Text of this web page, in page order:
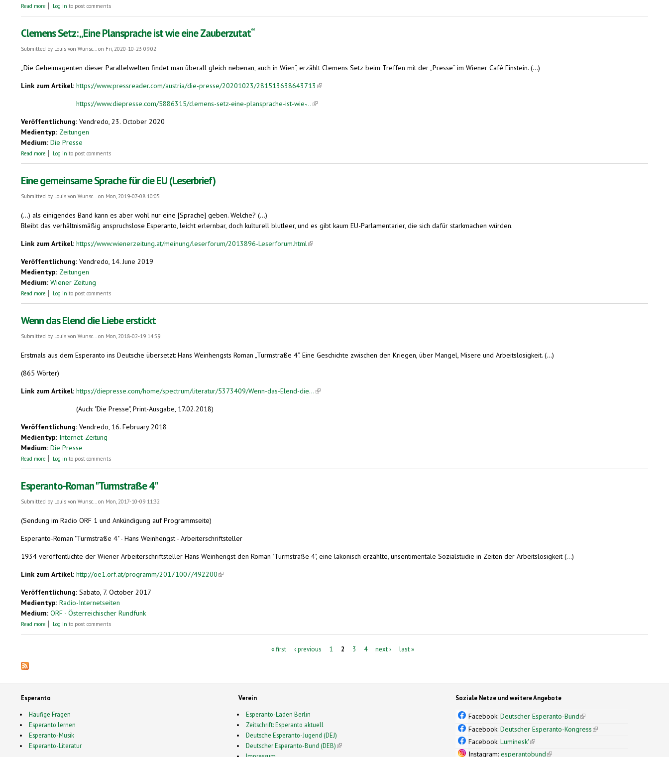
Read more about Clemens J. Setz’ über Plansprachen: "Dieser Vorwurf ist niederträchtig"
Log in to post comments
Clemens Setz: „Eine Plansprache ist wie eine Zauberzutat“
Submitted by Louis von Wunsc...on Fri, 2020-10-23 09:02
„Die Geheimagenten dieser Parallelwelten findet man überall gleich nebenan, auch in Wien“, erzählt Clemens Setz beim Treffen mit der „Presse“ im Wiener Café Einstein. (...)
Link zum Artikel: https://www.pressreader.com/austria/die-presse/20201023/281513638643713 (link is external)
https://www.diepresse.com/5886315/clemens-setz-eine-plansprache-ist-wie-...(link is external)
Veröffentlichung: Vendredo, 23. October 2020
Medientyp: Zeitungen
Medium: Die Presse
Read more about Clemens Setz: „Eine Plansprache ist wie eine Zauberzutat“
Log in to post comments
Eine gemeinsame Sprache für die EU (Leserbrief)
Submitted by Louis von Wunsc...on Mon, 2019-07-08 10:05
(...) als einigendes Band kann es aber wohl nur eine [Sprache] geben. Welche? (...)
Bleibt das verhältnismäßig anspruchslose Esperanto, leicht erlernbar, doch kulturell blutleer, und es gibt kaum EU-Parlamentarier, die sich dafür starkmachen würden.
Link zum Artikel: https://www.wienerzeitung.at/meinung/leserforum/2013896-Leserforum.html(link is external)
Veröffentlichung: Vendredo, 14. June 2019
Medientyp: Zeitungen
Medium: Wiener Zeitung
Read more about Eine gemeinsame Sprache für die EU (Leserbrief)
Log in to post comments
Wenn das Elend die Liebe erstickt
Submitted by Louis von Wunsc...on Mon, 2018-02-19 14:59
Erstmals aus dem Esperanto ins Deutsche übersetzt: Hans Weinhengsts Roman „Turmstraße 4“. Eine Geschichte zwischen den Kriegen, über Mangel, Misere und Arbeitslosigkeit. (...)
(865 Wörter)
Link zum Artikel: https://diepresse.com/home/spectrum/literatur/5373409/Wenn-das-Elend-die...(link is external)
(Auch: "Die Presse", Print-Ausgabe, 17.02.2018)
Veröffentlichung: Vendredo, 16. February 2018
Medientyp: Internet-Zeitung
Medium: Die Presse
Read more about Wenn das Elend die Liebe erstickt
Log in to post comments
Esperanto-Roman "Turmstraße 4"
Submitted by Louis von Wunsc...on Mon, 2017-10-09 11:32
(Sendung im Radio ORF 1 und Ankündigung auf Programmseite)
Esperanto-Roman "Turmstraße 4" - Hans Weinhengst - Arbeiterschriftsteller
1934 veröffentlichte der Wiener Arbeiterschriftsteller Hans Weinhengst den Roman "Turmstraße 4", eine lakonisch erzählte, unsentimentale Sozialstudie in Zeiten der Arbeitslosigkeit (...)
Link zum Artikel: http://oe1.orf.at/programm/20171007/492200(link is external)
Veröffentlichung: Sabato, 7. October 2017
Medientyp: Radio-Internetseiten
Medium: ORF - Österreichischer Rundfunk
Read more about Esperanto-Roman "Turmstraße 4"
Log in to post comments
« first ‹ previous 1 2 3 4 next › last »
Esperanto
Häufige Fragen
Esperanto lernen
Esperanto-Musik
Esperanto-Literatur
Verein
Esperanto-Laden Berlin
Zeitschrift: Esperanto aktuell
Deutsche Esperanto-Jugend (DEJ)
Deutscher Esperanto-Bund (DEB)(link is external)
Soziale Netze und weitere Angebote
Facebook:Deutscher Esperanto-Bund(link is external)
Facebook:Deutscher Esperanto-Kongress(link is external)
Facebook:Luminesk'(link is external)
Instagram:esperantobund(link is external)